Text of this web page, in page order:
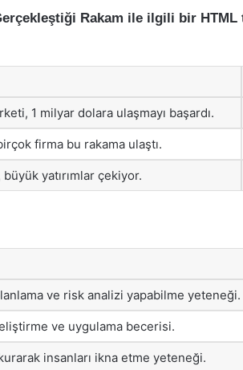
Rakam ile ilgili bir
1 milyar dolara ulaşmayı başardı.
firma bu rakama ulaştı.
yatırımlar çekiyor.
ve risk analizi yapabilme yeteneği.
ve uygulama becerisi.
insanları ikna etme yeteneği.